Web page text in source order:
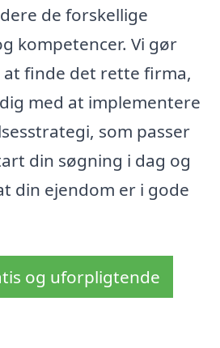
de forskellige
kompetencer. Vi gør
finde det rette firma,
med at implementere
som passer
din søgning i dag og
din ejendom er i gode
og uforpligtende